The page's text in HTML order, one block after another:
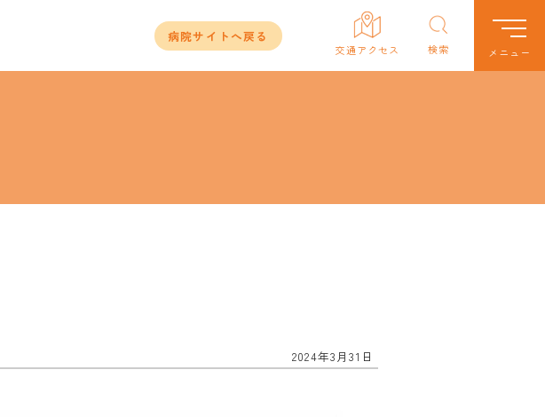
病院サイトへ戻る
検索
2024年3月31日